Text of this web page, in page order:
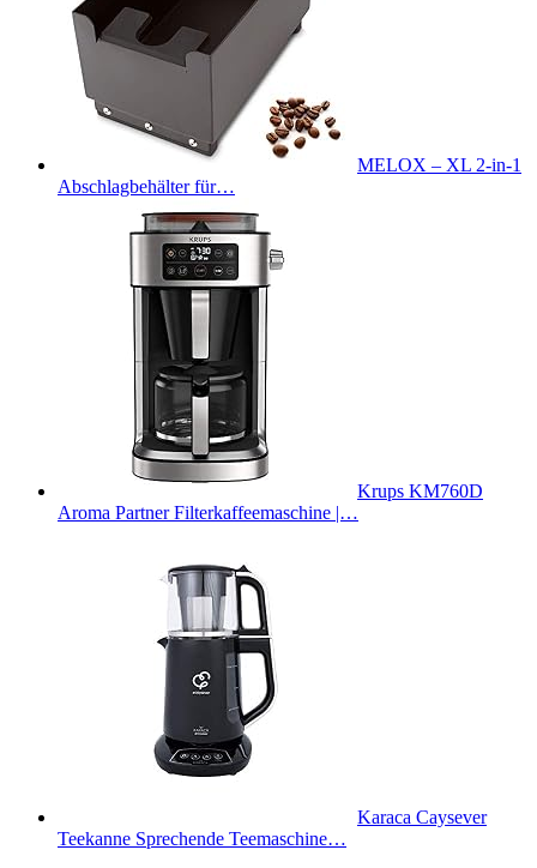
MELOX – XL 2-in-1
Abschlagbehälter für…
Krups KM760D
Aroma Partner Filterkaffeemaschine |…
Karaca Caysever
Teekanne Sprechende Teemaschine…